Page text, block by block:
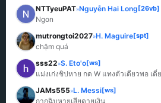
NTTyeuPAT»Nguyễn Hai Long [26vb]
Ngon
mutrongtoi2027»H. Maguire[spt]
chậm quá
sss22»S. Eto'o[ws]
แม่งเก่งชิปหาย กด W แทงตัวเดียวพอ เ
JAMs555»L. Messi[ws]
กากฉิบหายเสียดายเงิน